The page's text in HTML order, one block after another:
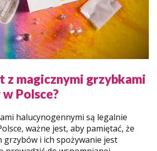
z magicznymi grzybkami
Polsce?
halucynogennymi są legalnie
ważne jest, aby pamiętać, że
grzybów i ich spożywanie jest